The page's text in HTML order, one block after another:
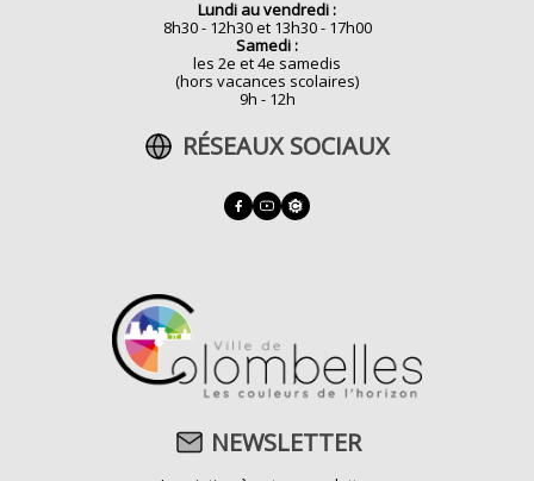
Lundi au vendredi :
8h30 - 12h30 et 13h30 - 17h00
Samedi :
les 2e et 4e samedis
(hors vacances scolaires)
9h - 12h
RÉSEAUX SOCIAUX
NEWSLETTER